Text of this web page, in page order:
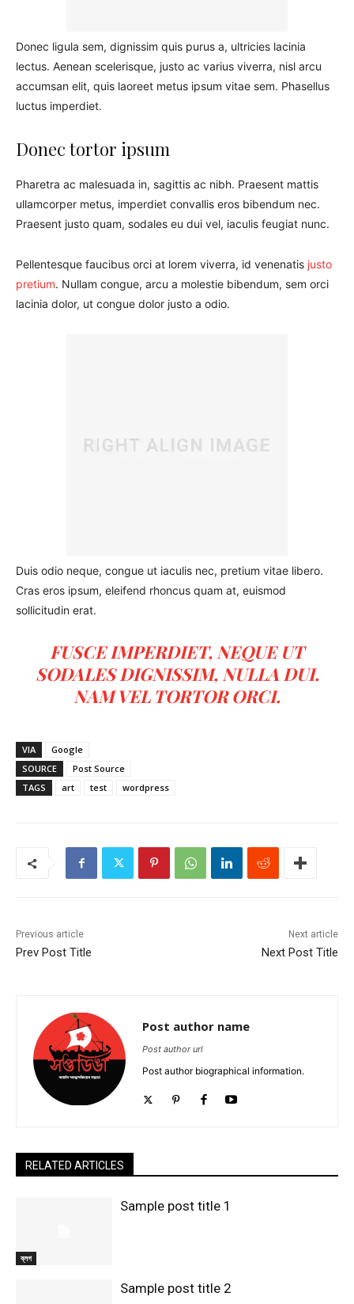
Donec ligula sem, dignissim quis purus a, ultricies lacinia
lectus. Aenean scelerisque, justo ac varius viverra, nisl arcu
accumsan elit, quis laoreet metus ipsum vitae sem. Phasellus
luctus imperdiet.
Donec tortor ipsum
Pharetra ac malesuada in, sagittis ac nibh. Praesent mattis
ullamcorper metus, imperdiet convallis eros bibendum nec.
Praesent justo quam, sodales eu dui vel, iaculis feugiat nunc.
Pellentesque faucibus orci at lorem viverra, id venenatis justo
pretium. Nullam congue, arcu a molestie bibendum, sem orci
lacinia dolor, ut congue dolor justo a odio.
Duis odio neque, congue ut iaculis nec, pretium vitae libero.
Cras eros ipsum, eleifend rhoncus quam at, euismod
sollicitudin erat.
FUSCE IMPERDIET, NEQUE UT
SODALES DIGNISSIM, NULLA DUI.
NAM VEL TORTOR ORCI.
VIA
Google
SOURCE
Post Source
TAGS
art test wordpress
Previous article
Prev Post Title
Next article
Next Post Title
Post author name
Post author url
Post author biographical information.
RELATED ARTICLES
ব্লগ
Sample post title 1
Sample post title 2